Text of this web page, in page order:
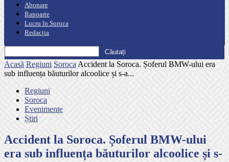
Abonare
Rapoarte
Lucru în Soroca
Redacția
Acasă Regiuni Soroca Accident la Soroca. Șoferul BMW-ului era
sub influența băuturilor alcoolice și s-a...
Regiuni
Soroca
Evenimente
Știri
Accident la Soroca. Șoferul BMW-ului
era sub influența băuturilor alcoolice și s-